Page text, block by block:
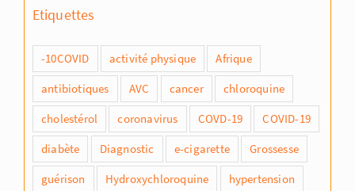
Etiquettes
-10COVID activité physique
Afrique
antibiotiques
AVC cancer
chloroquine
cholestérol
coronavirus COVD-19
COVID-19
diabète
Diagnostic e-cigarette
Grossesse
guérison
Hydroxychloroquine
hypertension